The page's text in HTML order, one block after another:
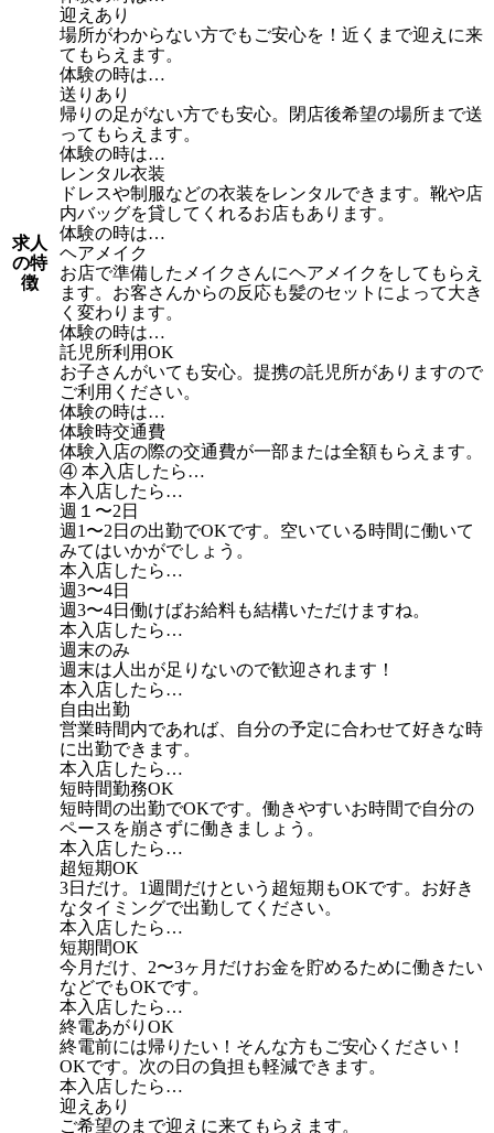
求人
の特
徴
迎えあり
場所がわからない方でもご安心を！近くまで迎えに来
てもらえます。
体験の時は…
送りあり
帰りの足がない方でも安心。閉店後希望の場所まで送
ってもらえます。
体験の時は…
レンタル衣装
ドレスや制服などの衣装をレンタルできます。靴や店
内バッグを貸してくれるお店もあります。
体験の時は…
ヘアメイク
お店で準備したメイクさんにヘアメイクをしてもらえ
ます。お客さんからの反応も髪のセットによって大き
く変わります。
体験の時は…
託児所利用OK
お子さんがいても安心。提携の託児所がありますので
ご利用ください。
体験の時は…
体験時交通費
体験入店の際の交通費が一部または全額もらえます。
④ 本入店したら…
本入店したら…
週１〜2日
週1〜2日の出勤でOKです。空いている時間に働いて
みてはいかがでしょう。
本入店したら…
週3〜4日
週3〜4日働けばお給料も結構いただけますね。
本入店したら…
週末のみ
週末は人出が足りないので歓迎されます！
本入店したら…
自由出勤
営業時間内であれば、自分の予定に合わせて好きな時
に出勤できます。
本入店したら…
短時間勤務OK
短時間の出勤でOKです。働きやすいお時間で自分の
ペースを崩さずに働きましょう。
本入店したら…
超短期OK
3日だけ。1週間だけという超短期もOKです。お好き
なタイミングで出勤してください。
本入店したら…
短期間OK
今月だけ、2〜3ヶ月だけお金を貯めるために働きたい
などでもOKです。
本入店したら…
終電あがりOK
終電前には帰りたい！そんな方もご安心ください！
OKです。次の日の負担も軽減できます。
本入店したら…
迎えあり
ご希望のまで迎えに来てもらえます。